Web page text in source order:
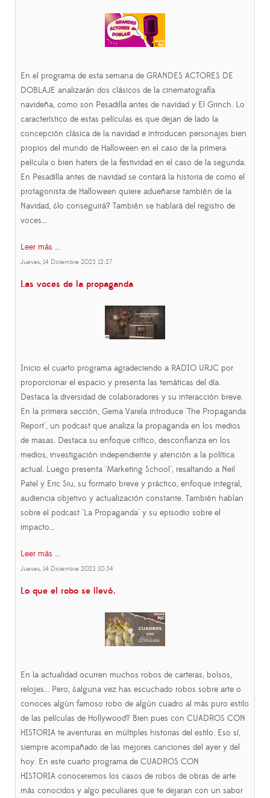
En el programa de esta semana de GRANDES ACTORES DE
DOBLAJE analizarán dos clásicos de la cinematografía
navideña, como son Pesadilla antes de navidad y El Grinch. Lo
característico de estas películas es que dejan de lado la
concepción clásica de la navidad e introducen personajes bien
propios del mundo de Halloween en el caso de la primera
película o bien haters de la festividad en el caso de la segunda.
En Pesadilla antes de navidad se contará la historia de como el
protagonista de Halloween quiere adueñarse también de la
Navidad, ¿lo conseguirá? También se hablará del registro de
voces…
Leer más ...
Jueves, 14 Diciembre 2023 12:27
Las voces de la propaganda
Inicio el cuarto programa agradeciendo a RADIO URJC por
proporcionar el espacio y presenta las temáticas del día.
Destaca la diversidad de colaboradores y su interacción breve.
En la primera sección, Gema Varela introduce "The Propaganda
Report", un podcast que analiza la propaganda en los medios
de masas. Destaca su enfoque crítico, desconfianza en los
medios, investigación independiente y atención a la política
actual. Luego presenta "Marketing School", resaltando a Neil
Patel y Eric Siu, su formato breve y práctico, enfoque integral,
audiencia objetivo y actualización constante. También hablan
sobre el podcast "La Propaganda" y su episodio sobre el
impacto…
Leer más ...
Jueves, 14 Diciembre 2023 10:34
Lo que el robo se llevó.
En la actualidad ocurren muchos robos de carteras, bolsos,
relojes... Pero, ¿alguna vez has escuchado robos sobre arte o
conoces algún famoso robo de algún cuadro al más puro estilo
de las películas de Hollywood? Bien pues con CUADROS CON
HISTORIA te aventuras en múltiples historias del estilo. Eso sí,
siempre acompañado de las mejores canciones del ayer y del
hoy. En este cuarto programa de CUADROS CON
HISTORIA conoceremos los casos de robos de obras de arte
más conocidos y algo peculiares que te dejaran con un sabor